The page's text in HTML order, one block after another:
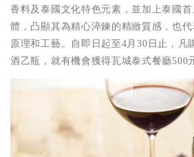
香料及泰國文化特色元素，並加上泰國
體，凸顯其為精心淬鍊的精緻質感，也
原理和工藝。
自即日起至4 月 30 日止，凡
酒乙瓶，就有機會獲得瓦城泰式餐廳500